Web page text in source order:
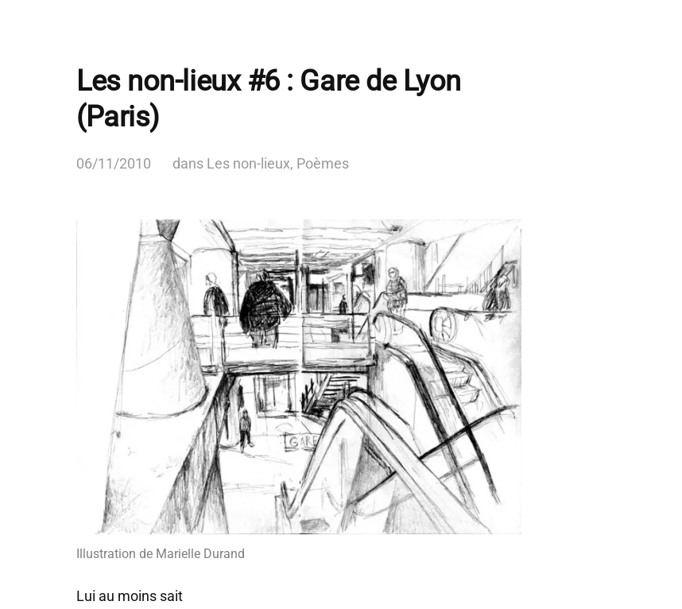
Les non-lieux #6 : Gare de Lyon
(Paris)
06/11/2010 dans Les non-lieux, Poèmes
Illustration de Marielle Durand
Lui au moins sait